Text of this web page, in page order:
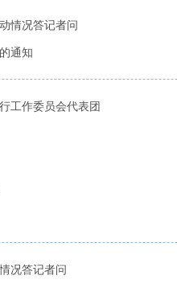
情况答记者问
通知
工作委员会代表团
况答记者问